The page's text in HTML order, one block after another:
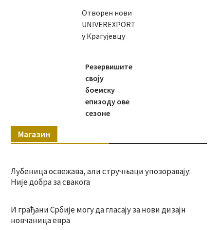
Отворен нови
UNIVEREXPORT
у Крагујевцу
Резервишите
своју
боемску
епизоду ове
сезоне
Магазин
Лубеница освежава, али стручњаци упозоравају:
Није добра за свакога
И грађани Србије могу да гласају за нови дизајн
новчаница евра